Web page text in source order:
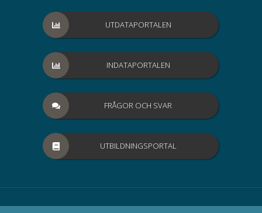
UTDATAPORTALEN
INDATAPORTALEN
FRÅGOR OCH SVAR
UTBILDNINGSPORTAL